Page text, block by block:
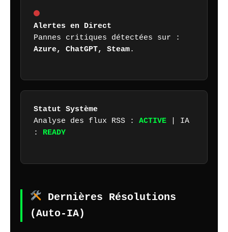
Alertes en Direct
Pannes critiques détectées sur :
Azure, ChatGPT, Steam.
Statut Système
Analyse des flux RSS : ACTIVE | IA
: READY
Dernières Résolutions
(Auto-IA)